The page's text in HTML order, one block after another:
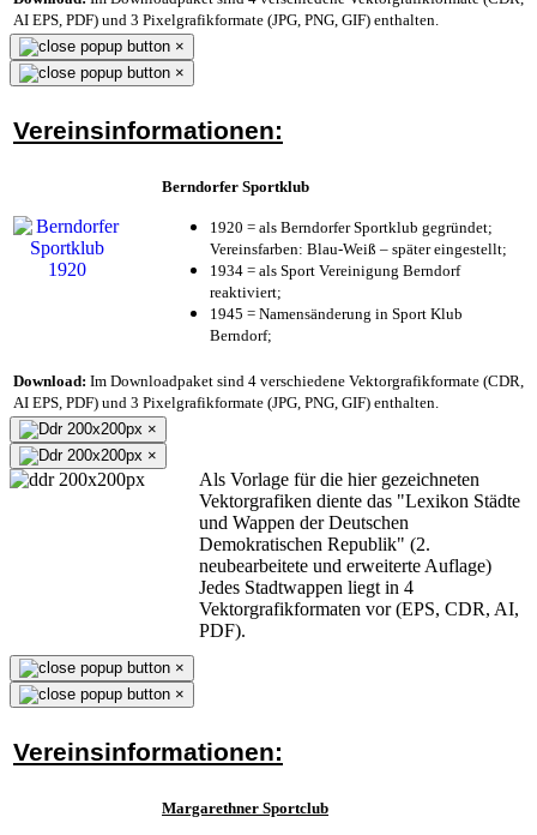
AI EPS, PDF) und 3 Pixelgrafikformate (JPG, PNG, GIF) enthalten.
×
×
Vereinsinformationen:
Berndorfer Sportklub
1920 = als Berndorfer Sportklub gegründet;
Vereinsfarben: Blau-Weiß – später eingestellt;
1934 = als Sport Vereinigung Berndorf
reaktiviert;
1945 = Namensänderung in Sport Klub
Berndorf;
Download: Im Downloadpaket sind 4 verschiedene Vektorgrafikformate (CDR,
AI EPS, PDF) und 3 Pixelgrafikformate (JPG, PNG, GIF) enthalten.
×
×
Als Vorlage für die hier gezeichneten
Vektorgrafiken diente das "Lexikon Städte
und Wappen der Deutschen
Demokratischen Republik" (2.
neubearbeitete und erweiterte Auflage)
Jedes Stadtwappen liegt in 4
Vektorgrafikformaten vor (EPS, CDR, AI,
PDF).
×
×
Vereinsinformationen:
Margarethner Sportclub